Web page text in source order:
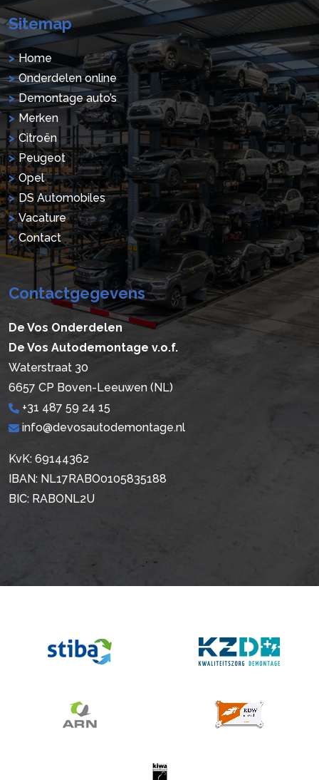
Sitemap
Home
Onderdelen online
Demontage auto’s
Merken
Citroën
Peugeot
Opel
DS Automobiles
Vacature
Contact
Contactgegevens
De Vos Onderdelen
De Vos Autodemontage v.o.f.
Waterstraat 30
6657 CP Boven-Leeuwen (NL)
+31 487 59 24 15
info@devosautodemontage.nl
KvK: 69144362
IBAN: NL17RABO0105835188
BIC: RABONL2U